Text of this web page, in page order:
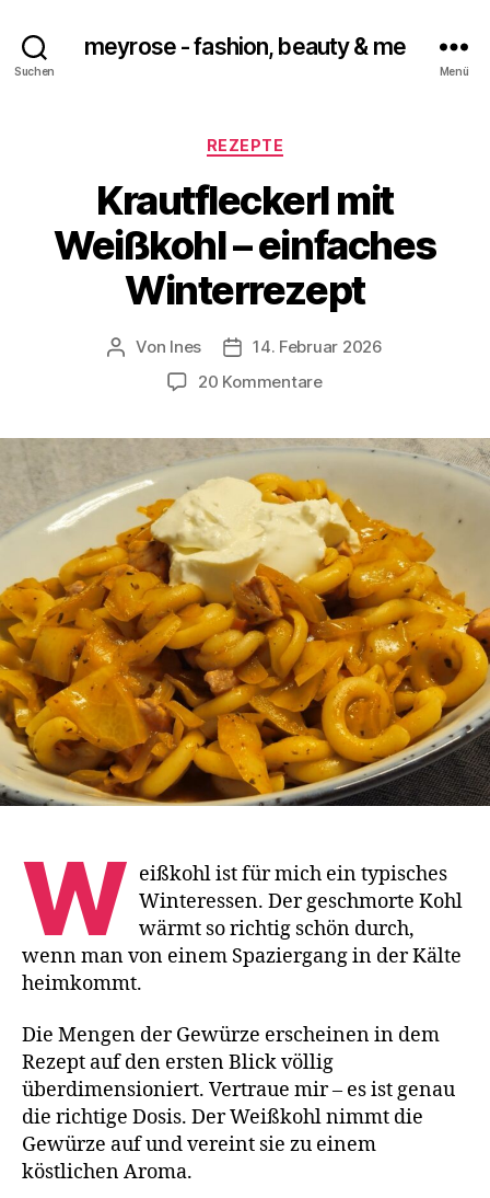
Suchen
meyrose - fashion, beauty & me
Menü
Kategorien
REZEPTE
Krautfleckerl mit
Weißkohl – einfaches
Winterrezept
Beitragsautor
Von Ines Veröffentlichungsdatum
14. Februar 2026
20 Kommentarezu
Weißkohl
–
einfaches
Winterrezept
W eißkohl ist für mich ein typisches
Winteressen. Der geschmorte Kohl
wärmt so richtig schön durch,
wenn man von einem Spaziergang in der Kälte
heimkommt.
Die Mengen der Gewürze erscheinen in dem
Rezept auf den ersten Blick völlig
überdimensioniert. Vertraue mir – es ist genau
die richtige Dosis. Der Weißkohl nimmt die
Gewürze auf und vereint sie zu einem
köstlichen Aroma.